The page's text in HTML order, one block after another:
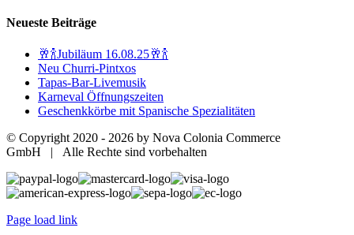
Neueste Beiträge
🥂🍾Jubiläum 16.08.25🥂🍾
Neu Churri-Pintxos
Tapas-Bar-Livemusik
Karneval Öffnungszeiten
Geschenkkörbe mit Spanische Spezialitäten
© Copyright 2020 - 2026 by Nova Colonia Commerce
GmbH | Alle Rechte sind vorbehalten
Page load link